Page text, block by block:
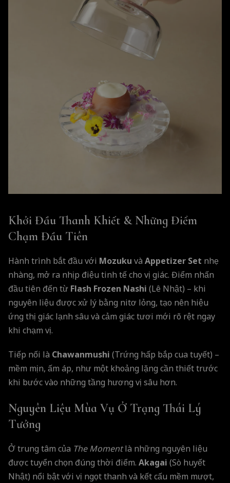
Khởi Đầu Thanh Khiết & Những Điểm
Chạm Đầu Tiên
Hành trình bắt đầu với Mozuku và Appetizer Set nhẹ
nhàng, mở ra nhịp điệu tinh tế cho vị giác. Điểm nhấn
đầu tiên đến từ Flash Frozen Nashi (Lê Nhật) – khi
nguyên liệu được xử lý bằng nitơ lỏng, tạo nên hiệu
ứng thị giác lạnh sâu và cảm giác tươi mới rõ rệt ngay
khi chạm vị.
Tiếp nối là Chawanmushi (Trứng hấp bắp cua tuyết) –
mềm mịn, ấm áp, như một khoảng lặng cần thiết trước
khi bước vào những tầng hương vị sâu hơn.
Nguyên Liệu Mùa Vụ Ở Trạng Thái Lý
Tưởng
Ở trung tâm của The Momentlà những nguyên liệu
được tuyển chọn đúng thời điểm. Akagai (Sò huyết
Nhật) nổi bật với vị ngọt thanh và kết cấu mềm mượt,